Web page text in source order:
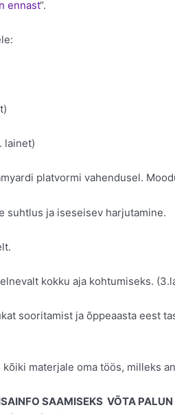
ennast“.
lainet)
platvormi vahendusel.
suhtlus ja iseseisev harjutamine.
kokku aja kohtumiseks.
sooritamist ja õppeaasta eest
materjale oma töös, milleks
SAAMISEKSVÕTA